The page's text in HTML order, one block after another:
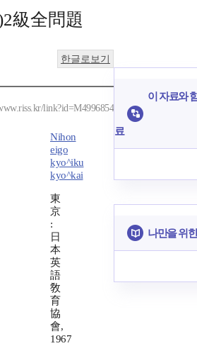
級全問題
한글로보기
link?id=M4996854
Nihon
eigo
kyo^iku
kyo^kai
東
京
:
日
本
英
語
敎
育
協
會,
1967
이 자료와
료
나만을 위